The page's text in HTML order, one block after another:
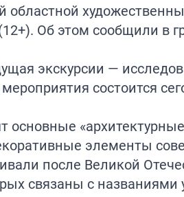
областной
Об этом сообщили в
экскурсии —
состоится
основные
элементы
после Великой
связаны с названиями